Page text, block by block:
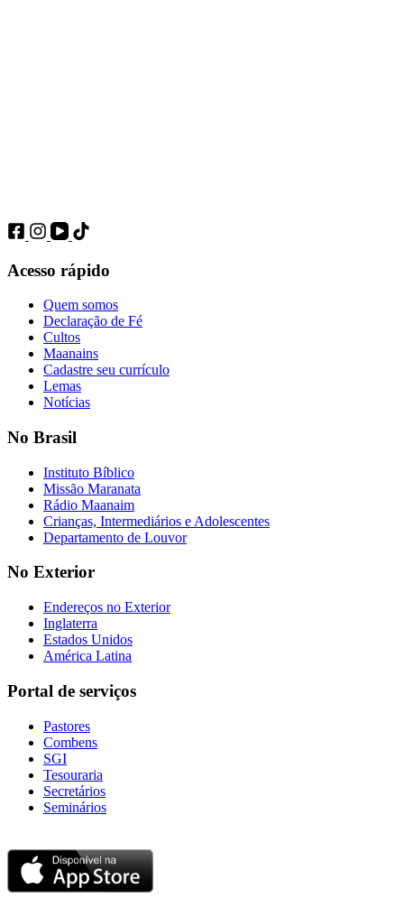
Acesso rápido
Quem somos
Declaração de Fé
Cultos
Maanains
Cadastre seu currículo
Lemas
Notícias
No Brasil
Instituto Bíblico
Missão Maranata
Rádio Maanaim
Crianças, Intermediários e Adolescentes
Departamento de Louvor
No Exterior
Endereços no Exterior
Inglaterra
Estados Unidos
América Latina
Portal de serviços
Pastores
Combens
SGI
Tesouraria
Secretários
Seminários